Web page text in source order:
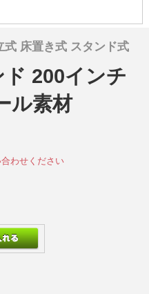
床置き式 スタンド式
200インチ
ル素材
わせください